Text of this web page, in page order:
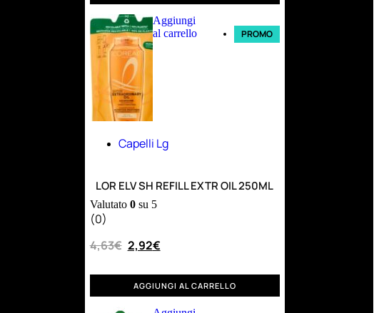
Aggiungi
al carrello
PROMO
Capelli Lg
LOR ELV SH REFILL EXTR OIL 250ML
Valutato 0su 5
(0)
4,63€ 2,92€
AGGIUNGI AL CARRELLO